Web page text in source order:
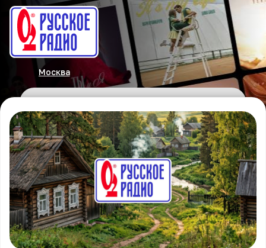
Москва